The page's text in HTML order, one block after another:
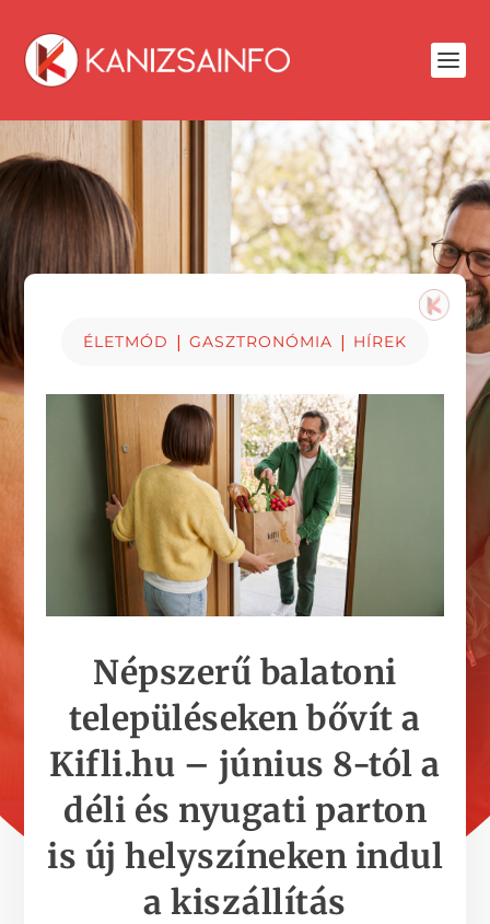
ÉLETMÓD | GASZTRONÓMIA | HÍREK
Népszerű balatoni
településeken bővít a
Kifli.hu – június 8-tól a
déli és nyugati parton
is új helyszíneken indul
a kiszállítás